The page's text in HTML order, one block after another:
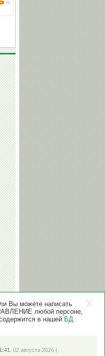
Вы можете написать
любой персоне,
в нашей БД
, 02 августа 2026 |